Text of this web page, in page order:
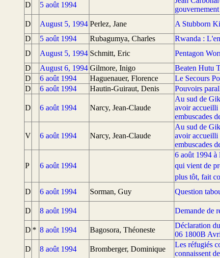
D 5 août 1994
gouvernement
D
August 5, 1994 Perlez, Jane
A Stubborn
D
5 août 1994 Rubagumya, Charles
Rwanda :
D
August 5, 1994 Schmitt, Eric
Pentagon
D
August 6, 1994 Gilmore, Inigo
Beaten Hutu
D
6 août 1994 Haguenauer, Florence
Le Secours
D
6 août 1994 Hautin-Guiraut, Denis Pouvoirs
D 6 août 1994 Narcy, Jean-Claude
Au sud de
avoir accueilli
embuscades
V 6 août 1994 Narcy, Jean-Claude
Au sud de
avoir accueilli
embuscades
P 6 août 1994
6 août 1994 à
qui vient de
plus tôt, fait
D
6 août 1994 Sorman, Guy Question
D 8 août 1994 Demande de
D * 8 août 1994 Bagosora, Théoneste
Déclaration
06 1800B
D
8 août 1994 Bromberger, Dominique
Les réfugiés
connaissent